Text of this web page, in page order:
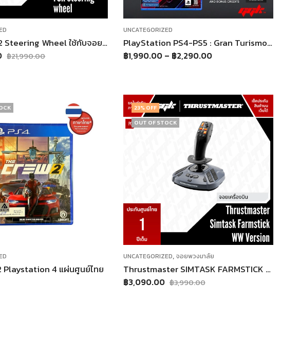
Moza FSR 2 Steering Wheel ใช้กับจอยพวงมาลัย Moza racing ทุกรุ่น [ประกันศูนย์ไทย 1 ปีเต็ม]
฿21,990.00
UNCATEGORIZED
PlayStation PS4-PS5 : Gran Turismo 7 STD
฿1,990.00– ฿2,290.00
Playstation 4 แผ่นศูนย์ไทย
23% OFF
OUT OF STOCK
UNCATEGORIZED, จอยพวงมาลัย
Thrustmaster SIMTASK FARMSTICK WW VERSION รองรับเฉพาะ PC เท่านั้น [ประกันศูนย์ไทย 1 ปีเต็ม]
฿3,090.00 ฿3,990.00